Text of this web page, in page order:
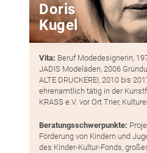
Doris
Kugel
Vita: Beruf Modedesignerin,
JADIS Modeläden, 2006
ALTE DRUCKEREI, 2010 bis
ehrenamtlich tätig in der
KRASS e.V. vor Ort Trier,
Beratungsschwerpunkte:
Förderung von Kindern und
des Kinder-Kultur-Fonds,